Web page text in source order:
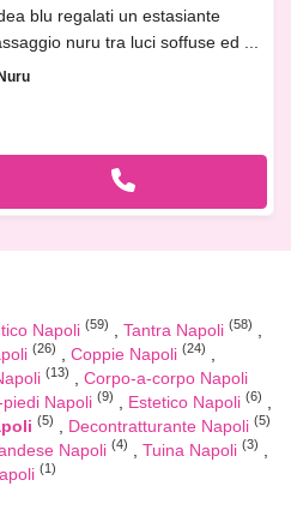
blu regalati un estasiante
nuru tra luci soffuse ed ...
Napoli (59) Tantra Napoli (58)
(26) Coppie Napoli (24)
(13) Corpo-a-corpo Napoli
Napoli (9) Estetico Napoli (6)
(5) Decontratturante Napoli (5)
Napoli (4) Tuina Napoli (3)
(1)